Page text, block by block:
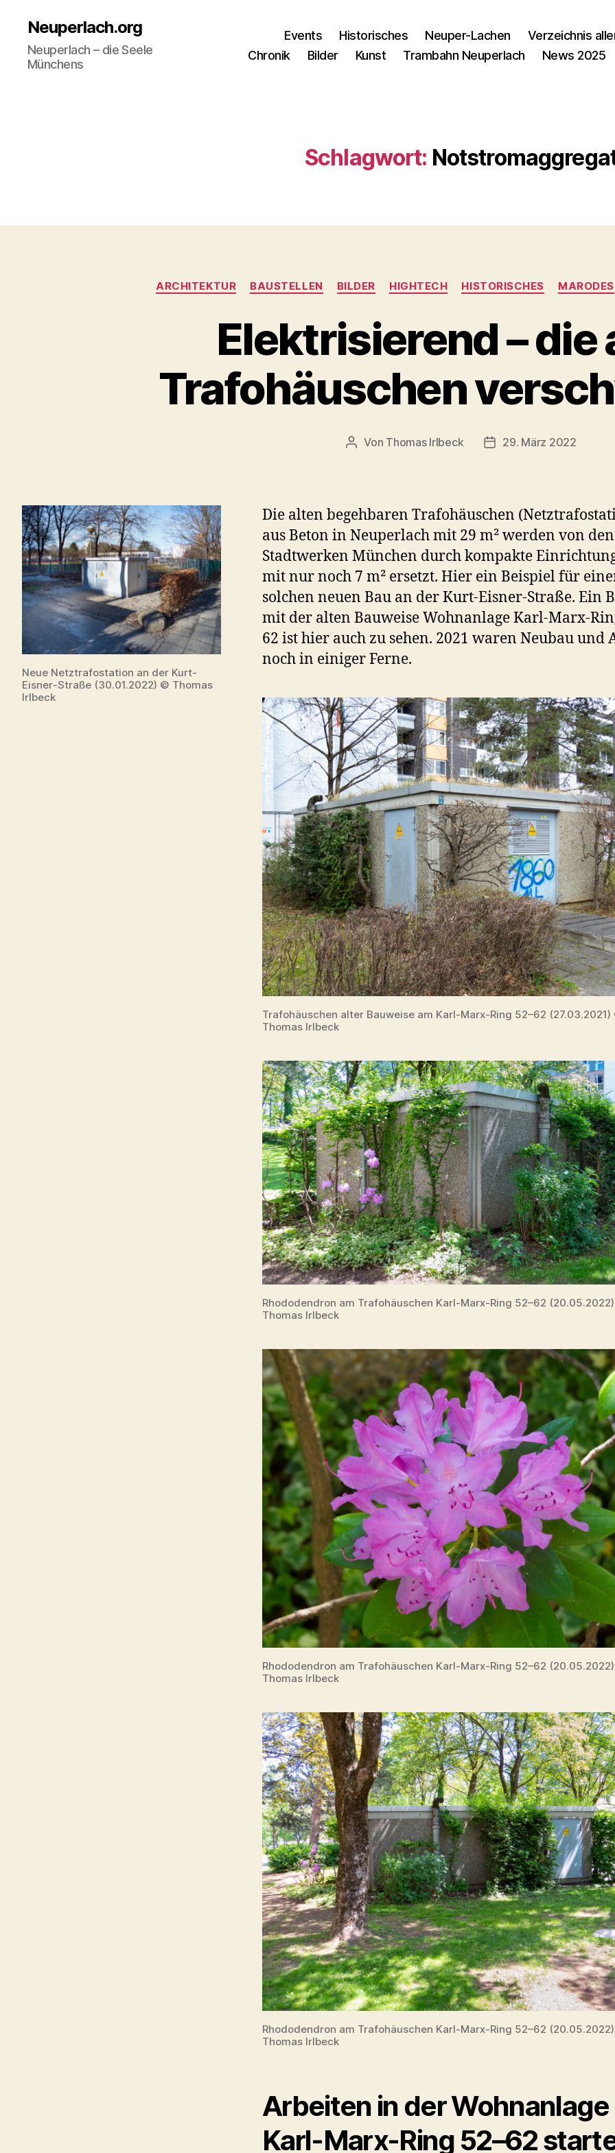
Neuperlach.org
Neuperlach – die Seele
Münchens
Events Historisches Neuper-Lachen
Verzeichnis
Chronik
Bilder Kunst Trambahn Neuperlach News 2025
Schlagwort:
Kategorien
ARCHITEKTUR BAUSTELLEN BILDER HIGHTECH HISTORISCHES MARODES
Elektrisierend – die
Trafohäuschen
Beitragsautor
Von Thomas Irlbeck Veröffentlichungsdatum
29. März 2022
Neue Netztrafostation an der Kurt-
Eisner-Straße (30.01.2022) © Thomas
Irlbeck
Die alten begehbaren Trafohäuschen
aus Beton in Neuperlach mit 29 m² werden von den
Stadtwerken München durch kompakte
mit nur noch 7 m² ersetzt. Hier ein Beispiel für
solchen neuen Bau an der Kurt-Eisner-Straße. Ein
mit der alten Bauweise Wohnanlage Karl-Marx-
62 ist hier auch zu sehen. 2021 waren Neubau und
noch in einiger Ferne.
Trafohäuschen alter Bauweise am Karl-Marx-Ring 52–62
Thomas Irlbeck
Rhododendron am Trafohäuschen Karl-Marx-Ring 52–62
Thomas Irlbeck
Rhododendron am Trafohäuschen Karl-Marx-Ring 52–62
Thomas Irlbeck
Rhododendron am Trafohäuschen Karl-Marx-Ring 52–62
Thomas Irlbeck
Arbeiten in der Wohnanlage
Karl-Marx-Ring 52–62